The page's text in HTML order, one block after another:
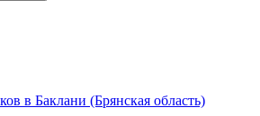
в Баклани (Брянская область)